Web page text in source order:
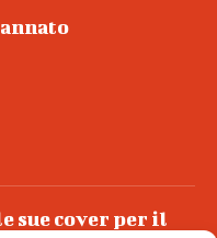
sue cover per il